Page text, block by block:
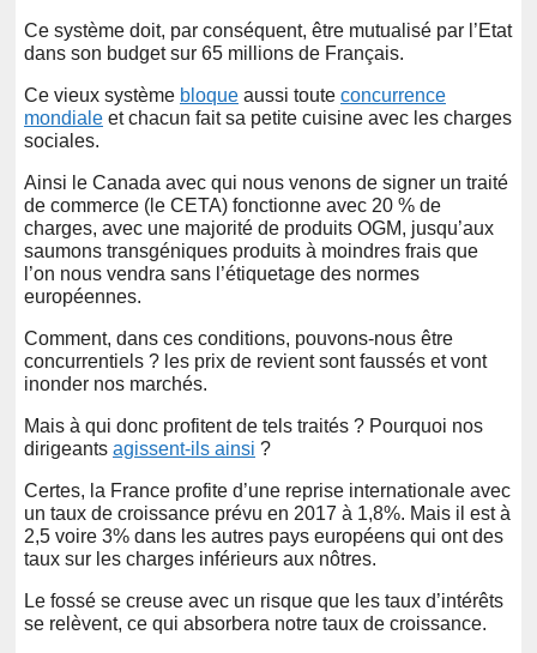
Ce système doit, par conséquent, être mutualisé par l’Etat
dans son budget sur 65 millions de Français.
Ce vieux système bloque aussi toute concurrence
mondiale et chacun fait sa petite cuisine avec les charges
sociales.
Ainsi le Canada avec qui nous venons de signer un traité
de commerce (le CETA) fonctionne avec 20 % de
charges, avec une majorité de produits OGM, jusqu’aux
saumons transgéniques produits à moindres frais que
l’on nous vendra sans l’étiquetage des normes
européennes.
Comment, dans ces conditions, pouvons-nous être
concurrentiels ? les prix de revient sont faussés et vont
inonder nos marchés.
Mais à qui donc profitent de tels traités ? Pourquoi nos
dirigeants agissent-ils ainsi ?
Certes, la France profite d’une reprise internationale avec
un taux de croissance prévu en 2017 à 1,8%. Mais il est à
2,5 voire 3% dans les autres pays européens qui ont des
taux sur les charges inférieurs aux nôtres.
Le fossé se creuse avec un risque que les taux d’intérêts
se relèvent, ce qui absorbera notre taux de croissance.